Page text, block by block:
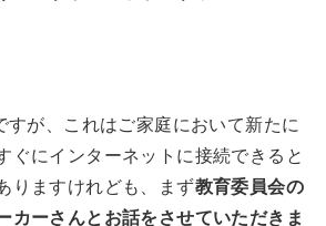
が、これはご家庭において新たに
ぐにインターネットに接続できると
りますけれども、まず教育委員会の
カーさんとお話をさせていただきま